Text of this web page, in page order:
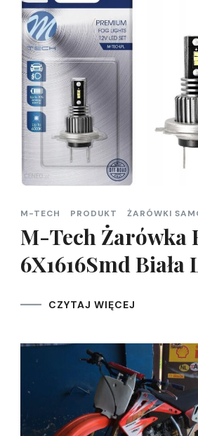
M-TECH PRODUKT ŻARÓWKI
M-Tech Żarówka
6X1616Smd Biała
CZYTAJ WIĘCEJ